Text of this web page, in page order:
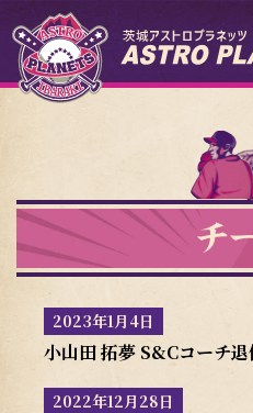
チ
2023年1月4日
小山田 拓夢 S&Cコーチ
2022年12月28日